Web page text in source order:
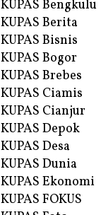
KUPAS Bengkulu
KUPAS Berita
KUPAS Bisnis
KUPAS Bogor
KUPAS Brebes
KUPAS Ciamis
KUPAS Cianjur
KUPAS Depok
KUPAS Desa
KUPAS Dunia
KUPAS Ekonomi
KUPAS FOKUS